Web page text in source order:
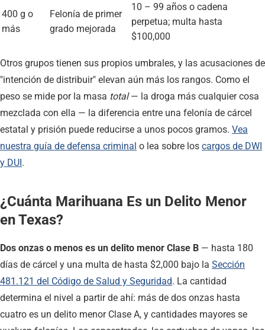
400 g o
más
Felonía de primer
grado mejorada
10 – 99 años o cadena
perpetua; multa hasta
$100,000
Otros grupos tienen sus propios umbrales, y las acusaciones de
"intención de distribuir" elevan aún más los rangos. Como el
peso se mide por la masa total— la droga más cualquier cosa
mezclada con ella — la diferencia entre una felonía de cárcel
estatal y prisión puede reducirse a unos pocos gramos. Vea
nuestra guía de defensa criminal o lea sobre los cargos de DWI
y DUI.
¿Cuánta Marihuana Es un Delito Menor
en Texas?
Dos onzas o menos es un delito menor Clase B — hasta 180
días de cárcel y una multa de hasta $2,000 bajo la Sección
481.121 del Código de Salud y Seguridad. La cantidad
determina el nivel a partir de ahí: más de dos onzas hasta
cuatro es un delito menor Clase A, y cantidades mayores se